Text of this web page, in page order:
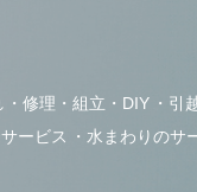
修理・組立・DIY 引
ービス
水まわりのサ